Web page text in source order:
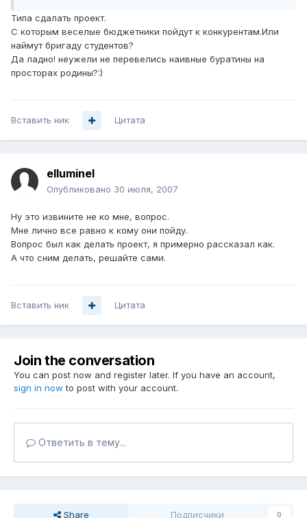
Типа сдалать проект.
С которым веселые бюджетники пойдут к конкурентам.Или
наймут бригаду студентов?
Да ладно! неужели не перевелись наивные буратины на
просторах родины?:)
Вставить ник Цитата
elluminel
Опубликовано 30 июля, 2007
Ну это извините не ко мне, вопрос.
Мне лично все равно к кому они пойду.
Вопрос был как делать проект, я примерно рассказал как.
А что сним делать, решайте сами.
Вставить ник Цитата
Join the conversation
You can post now and register later. If you have an account,
sign in now to post with your account.
Ответить в тему...
Share Подписчики 0